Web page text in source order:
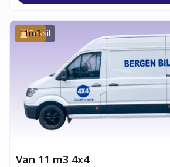
Fossil
11m3
Van 11 m3 4x4